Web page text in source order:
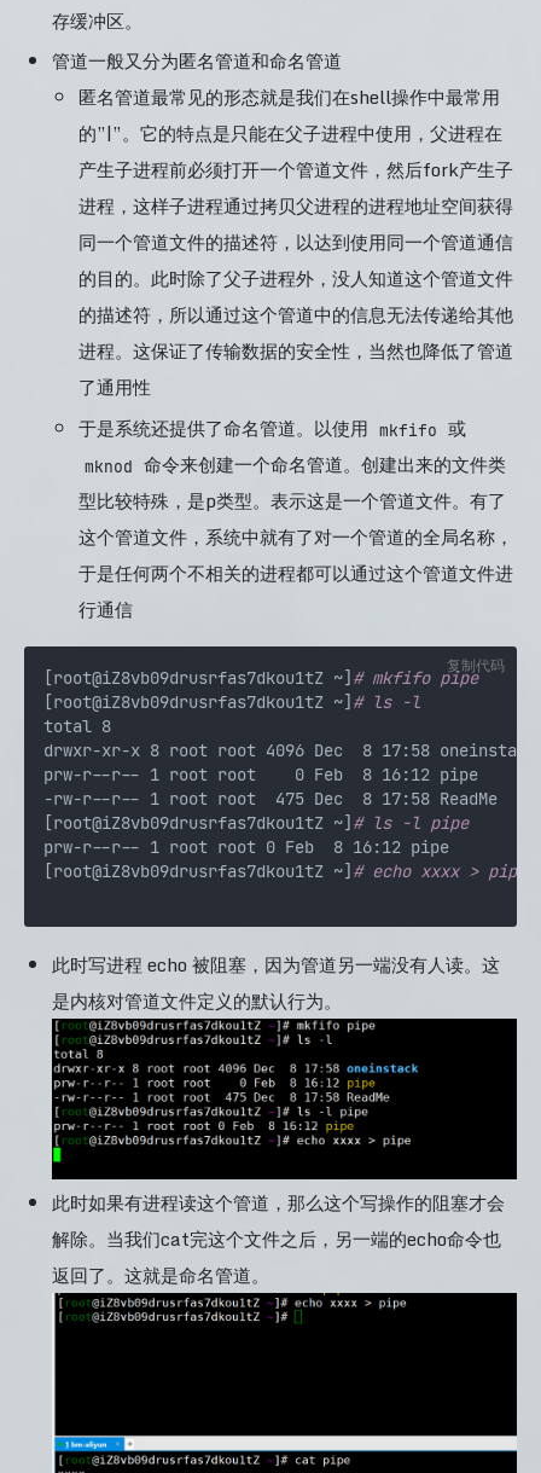
存缓冲区。
管道一般又分为匿名管道和命名管道
匿名管道最常见的形态就是我们在shell操作中最常用
的”|”。它的特点是只能在父子进程中使用，父进程在
产生子进程前必须打开一个管道文件，然后fork产生子
进程，这样子进程通过拷贝父进程的进程地址空间获得
同一个管道文件的描述符，以达到使用同一个管道通信
的目的。此时除了父子进程外，没人知道这个管道文件
的描述符，所以通过这个管道中的信息无法传递给其他
进程。这保证了传输数据的安全性，当然也降低了管道
了通用性
于是系统还提供了命名管道。以使用 mkfifo 或
mknod 命令来创建一个命名管道。创建出来的文件类
型比较特殊，是p类型。表示这是一个管道文件。有了
这个管道文件，系统中就有了对一个管道的全局名称，
于是任何两个不相关的进程都可以通过这个管道文件进
行通信
[root@iZ8vb09drusrfas7dkou1tZ ~] # mkfifo pipe
[root@iZ8vb09drusrfas7dkou1tZ ~] # ls -l
total 8
drwxr-xr-x 8 root root 4096 Dec  8 17:58 oneinstack
prw-r--r-- 1 root root    0 Feb  8 16:12 pipe
-rw-r--r-- 1 root root  475 Dec  8 17:58 ReadMe
[root@iZ8vb09drusrfas7dkou1tZ ~] # ls -l pipe
prw-r--r-- 1 root root 0 Feb  8 16:12 pipe
[root@iZ8vb09drusrfas7dkou1tZ ~] # echo xxxx > pipe
复制代码
此时写进程 echo 被阻塞，因为管道另一端没有人读。这
是内核对管道文件定义的默认行为。
此时如果有进程读这个管道，那么这个写操作的阻塞才会
解除。当我们cat完这个文件之后，另一端的echo命令也
返回了。这就是命名管道。